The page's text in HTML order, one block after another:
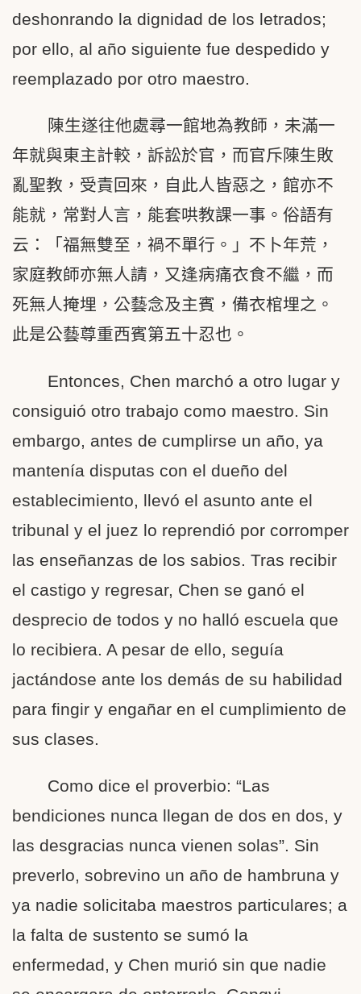
deshonrando la dignidad de los letrados;
por ello, al año siguiente fue despedido y
reemplazado por otro maestro.
陳生遂往他處尋一館地為教師，未滿一
年就與東主計較，訴訟於官，而官斥陳生敗
亂聖教，受責回來，自此人皆惡之，館亦不
能就，常對人言，能套哄教課一事。俗語有
云：「福無雙至，禍不單行。」不卜年荒，
家庭教師亦無人請，又逢病痛衣食不繼，而
死無人掩埋，公藝念及主賓，備衣棺埋之。
此是公藝尊重西賓第五十忍也。
Entonces, Chen marchó a otro lugar y
consiguió otro trabajo como maestro. Sin
embargo, antes de cumplirse un año, ya
mantenía disputas con el dueño del
establecimiento, llevó el asunto ante el
tribunal y el juez lo reprendió por corromper
las enseñanzas de los sabios. Tras recibir
el castigo y regresar, Chen se ganó el
desprecio de todos y no halló escuela que
lo recibiera. A pesar de ello, seguía
jactándose ante los demás de su habilidad
para fingir y engañar en el cumplimiento de
sus clases.
Como dice el proverbio: “Las
bendiciones nunca llegan de dos en dos, y
las desgracias nunca vienen solas”. Sin
preverlo, sobrevino un año de hambruna y
ya nadie solicitaba maestros particulares; a
la falta de sustento se sumó la
enfermedad, y Chen murió sin que nadie